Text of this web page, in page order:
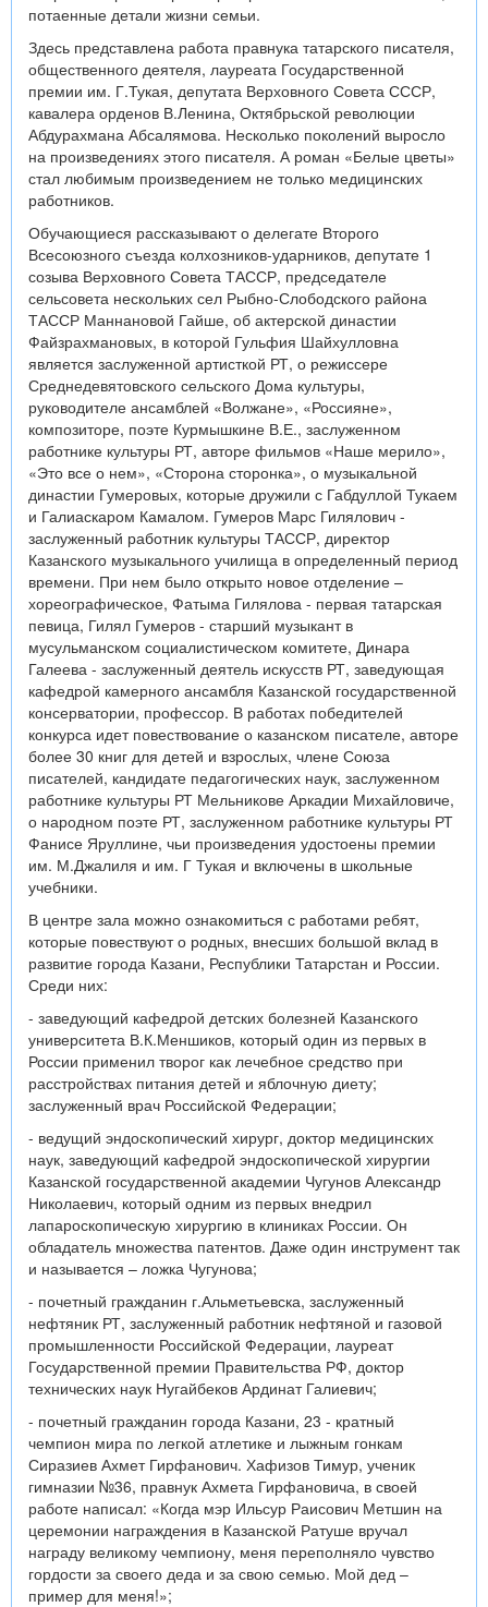
потаенные детали жизни семьи.
Здесь представлена работа правнука татарского писателя,
общественного деятеля, лауреата Государственной
премии им. Г.Тукая, депутата Верховного Совета СССР,
кавалера орденов В.Ленина, Октябрьской революции
Абдурахмана Абсалямова. Несколько поколений выросло
на произведениях этого писателя. А роман «Белые цветы»
стал любимым произведением не только медицинских
работников.
Обучающиеся рассказывают о делегате Второго
Всесоюзного съезда колхозников-ударников, депутате 1
созыва Верховного Совета ТАССР, председателе
сельсовета нескольких сел Рыбно-Слободского района
ТАССР Маннановой Гайше, об актерской династии
Файзрахмановых, в которой Гульфия Шайхулловна
является заслуженной артисткой РТ, о режиссере
Среднедевятовского сельского Дома культуры,
руководителе ансамблей «Волжане», «Россияне»,
композиторе, поэте Курмышкине В.Е., заслуженном
работнике культуры РТ, авторе фильмов «Наше мерило»,
«Это все о нем», «Сторона сторонка», о музыкальной
династии Гумеровых, которые дружили с Габдуллой Тукаем
и Галиаскаром Камалом. Гумеров Марс Гилялович -
заслуженный работник культуры ТАССР, директор
Казанского музыкального училища в определенный период
времени. При нем было открыто новое отделение –
хореографическое, Фатыма Гилялова - первая татарская
певица, Гилял Гумеров - старший музыкант в
мусульманском социалистическом комитете, Динара
Галеева - заслуженный деятель искусств РТ, заведующая
кафедрой камерного ансамбля Казанской государственной
консерватории, профессор. В работах победителей
конкурса идет повествование о казанском писателе, авторе
более 30 книг для детей и взрослых, члене Союза
писателей, кандидате педагогических наук, заслуженном
работнике культуры РТ Мельникове Аркадии Михайловиче,
о народном поэте РТ, заслуженном работнике культуры РТ
Фанисе Яруллине, чьи произведения удостоены премии
им. М.Джалиля и им. Г Тукая и включены в школьные
учебники.
В центре зала можно ознакомиться с работами ребят,
которые повествуют о родных, внесших большой вклад в
развитие города Казани, Республики Татарстан и России.
Среди них:
- заведующий кафедрой детских болезней Казанского
университета В.К.Меншиков, который один из первых в
России применил творог как лечебное средство при
расстройствах питания детей и яблочную диету;
заслуженный врач Российской Федерации;
- ведущий эндоскопический хирург, доктор медицинских
наук, заведующий кафедрой эндоскопической хирургии
Казанской государственной академии Чугунов Александр
Николаевич, который одним из первых внедрил
лапароскопическую хирургию в клиниках России. Он
обладатель множества патентов. Даже один инструмент так
и называется – ложка Чугунова;
- почетный гражданин г.Альметьевска, заслуженный
нефтяник РТ, заслуженный работник нефтяной и газовой
промышленности Российской Федерации, лауреат
Государственной премии Правительства РФ, доктор
технических наук Нугайбеков Ардинат Галиевич;
- почетный гражданин города Казани, 23 - кратный
чемпион мира по легкой атлетике и лыжным гонкам
Сиразиев Ахмет Гирфанович. Хафизов Тимур, ученик
гимназии №36, правнук Ахмета Гирфановича, в своей
работе написал: «Когда мэр Ильсур Раисович Метшин на
церемонии награждения в Казанской Ратуше вручал
награду великому чемпиону, меня переполняло чувство
гордости за своего деда и за свою семью. Мой дед –
пример для меня!»;